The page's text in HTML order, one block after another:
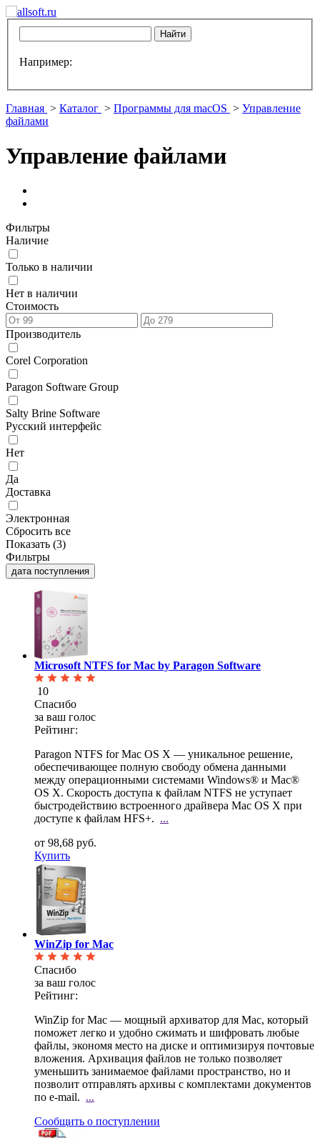
Например:
Главная > Каталог > Программы для macOS > Управление
файлами
Управление файлами
Фильтры
Наличие
Только в наличии
Нет в наличии
Стоимость
Производитель
Corel Corporation
Paragon Software Group
Salty Brine Software
Русский интерфейс
Нет
Да
Доставка
Электронная
Сбросить все
Показать (3)
Фильтры
дата поступления
Microsoft NTFS for Mac by Paragon Software
10
Спасибо
за ваш голос
Рейтинг:
Paragon NTFS for Mac OS X — уникальное решение,
обеспечивающее полную свободу обмена данными
между операционными системами Windows® и Mac®
OS X. Скорость доступа к файлам NTFS не уступает
быстродействию встроенного драйвера Mac OS X при
доступе к файлам HFS+. ...
от 98,68 руб.
Купить
WinZip for Mac
Спасибо
за ваш голос
Рейтинг:
WinZip for Mac — мощный архиватор для Mac, который
поможет легко и удобно сжимать и шифровать любые
файлы, экономя место на диске и оптимизируя почтовые
вложения. Архивация файлов не только позволяет
уменьшить занимаемое файлами пространство, но и
позволит отправлять архивы с комплектами документов
по e-mail. ...
Сообщить о поступлении